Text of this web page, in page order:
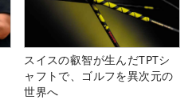
スイスの叡智が生んだTPTシ
ャフトで、ゴルフを異次元の
世界へ